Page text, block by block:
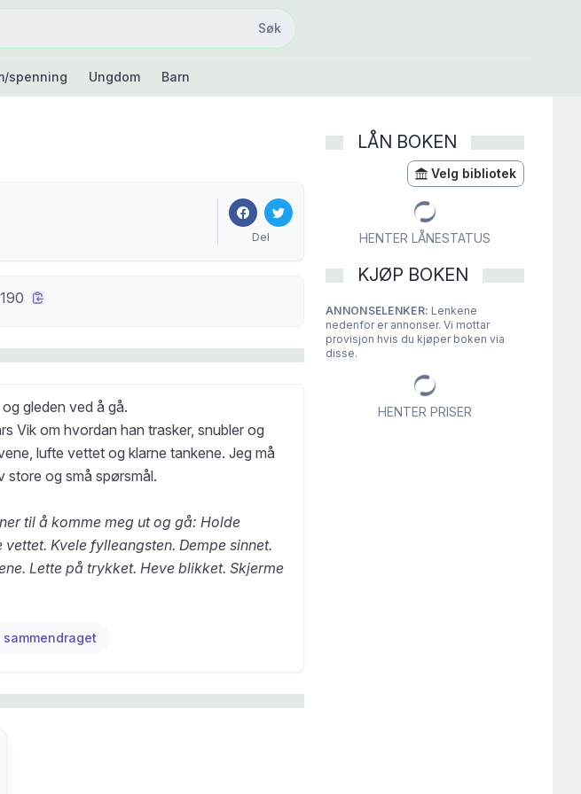
Søk
Søk
spenning Ungdom Barn
Del
gleden ved å gå.
Vik om hvordan han trasker, snubler og
lufte vettet og klarne tankene. Jeg må
store og små spørsmål.
til å komme meg ut og gå: Holde
Kvele fylleangsten. Dempe sinnet.
Lette på trykket. Heve blikket. Skjerme
på å gå. Han var med å starte Grenland
siste utgivelse er biografienBjørg Viks vei
ut
sammendraget
LÅN BOKEN
Velg bibliotek
HENTER LÅNESTATUS
KJØP BOKEN
ANNONSELENKER: Lenkene
nedenfor er annonser. Vi mottar
provisjon hvis du kjøper boken via
disse.
HENTER PRISER